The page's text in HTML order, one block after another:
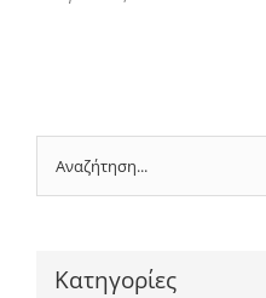
Αναζήτηση
για:
Kατηγορίες